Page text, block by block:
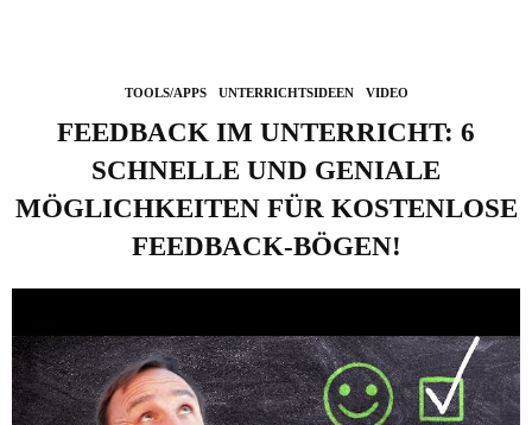
TOOLS/APPS UNTERRICHTSIDEEN VIDEO
FEEDBACK IM UNTERRICHT: 6
SCHNELLE UND GENIALE
MÖGLICHKEITEN FÜR KOSTENLOSE
FEEDBACK-BÖGEN!